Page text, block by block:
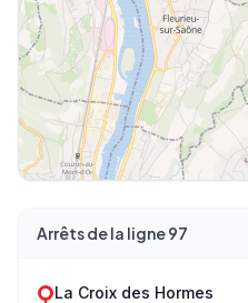
Arrêts de la ligne 97
La Croix des Hormes